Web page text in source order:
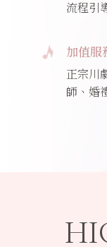
流程引
加值服
正宗川
師、婚